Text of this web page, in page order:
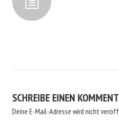
SCHREIBE EINEN
Deine E-Mail-Adresse wird nicht